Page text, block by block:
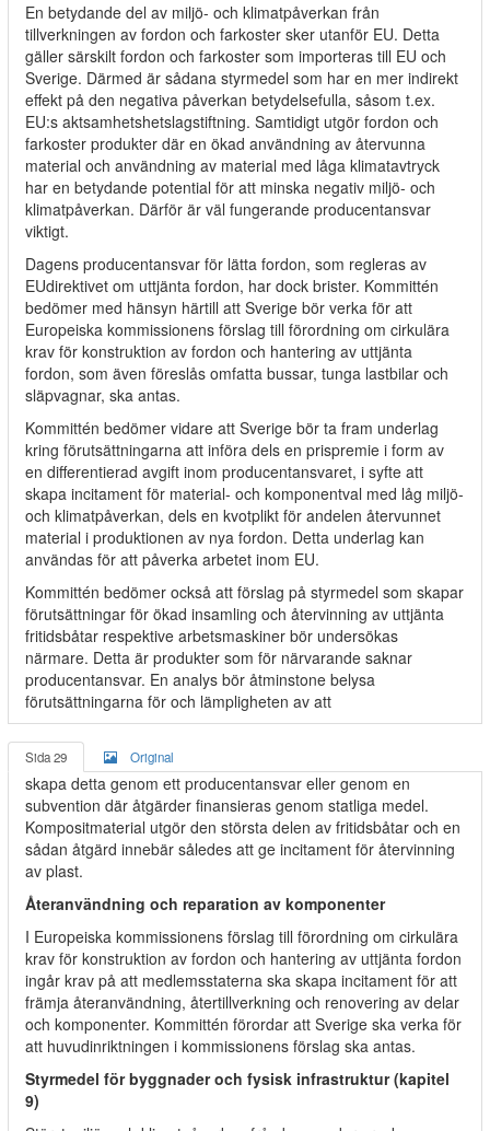
En betydande del av miljö- och klimatpåverkan från
tillverkningen av fordon och farkoster sker utanför EU. Detta
gäller särskilt fordon och farkoster som importeras till EU och
Sverige. Därmed är sådana styrmedel som har en mer indirekt
effekt på den negativa påverkan betydelsefulla, såsom t.ex.
EU:s aktsamhetshetslagstiftning. Samtidigt utgör fordon och
farkoster produkter där en ökad användning av återvunna
material och användning av material med låga klimatavtryck
har en betydande potential för att minska negativ miljö- och
klimatpåverkan. Därför är väl fungerande producentansvar
viktigt.
Dagens producentansvar för lätta fordon, som regleras av
EUdirektivet om uttjänta fordon, har dock brister. Kommittén
bedömer med hänsyn härtill att Sverige bör verka för att
Europeiska kommissionens förslag till förordning om cirkulära
krav för konstruktion av fordon och hantering av uttjänta
fordon, som även föreslås omfatta bussar, tunga lastbilar och
släpvagnar, ska antas.
Kommittén bedömer vidare att Sverige bör ta fram underlag
kring förutsättningarna att införa dels en prispremie i form av
en differentierad avgift inom producentansvaret, i syfte att
skapa incitament för material- och komponentval med låg miljö-
och klimatpåverkan, dels en kvotplikt för andelen återvunnet
material i produktionen av nya fordon. Detta underlag kan
användas för att påverka arbetet inom EU.
Kommittén bedömer också att förslag på styrmedel som skapar
förutsättningar för ökad insamling och återvinning av uttjänta
fritidsbåtar respektive arbetsmaskiner bör undersökas
närmare. Detta är produkter som för närvarande saknar
producentansvar. En analys bör åtminstone belysa
förutsättningarna för och lämpligheten av att
Sida 29 Original
skapa detta genom ett producentansvar eller genom en
subvention där åtgärder finansieras genom statliga medel.
Kompositmaterial utgör den största delen av fritidsbåtar och en
sådan åtgärd innebär således att ge incitament för återvinning
av plast.
Återanvändning och reparation av komponenter
I Europeiska kommissionens förslag till förordning om cirkulära
krav för konstruktion av fordon och hantering av uttjänta fordon
ingår krav på att medlemsstaterna ska skapa incitament för att
främja återanvändning, återtillverkning och renovering av delar
och komponenter. Kommittén förordar att Sverige ska verka för
att huvudinriktningen i kommissionens förslag ska antas.
Styrmedel för byggnader och fysisk infrastruktur (kapitel
9)